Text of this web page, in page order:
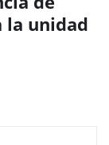
la unidad